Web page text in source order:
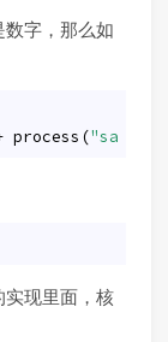
数字，那么如
process("sa in
实现里面，核